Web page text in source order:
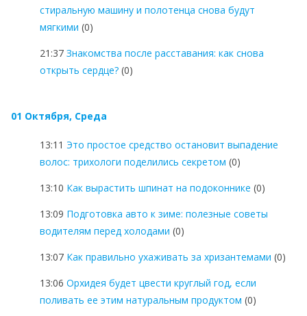
стиральную машину и полотенца снова будут
мягкими (0)
21:37 Знакомства после расставания: как снова
открыть сердце? (0)
01 Октября, Среда
13:11 Это простое средство остановит выпадение
волос: трихологи поделились секретом (0)
13:10 Как вырастить шпинат на подоконнике (0)
13:09 Подготовка авто к зиме: полезные советы
водителям перед холодами (0)
13:07 Как правильно ухаживать за хризантемами (0)
13:06 Орхидея будет цвести круглый год, если
поливать ее этим натуральным продуктом (0)